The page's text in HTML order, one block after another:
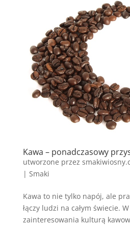
Kawa – ponadczasowy
utworzone przez
| Smaki
Kawa to nie tylko napój, ale
łączy ludzi na całym świecie.
zainteresowania kulturą